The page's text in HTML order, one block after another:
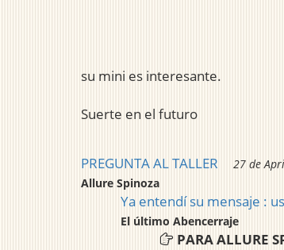
su mini es interesante.
Suerte en el futuro
PREGUNTA AL TALLER
27 de
Allure Spinoza
Ya entendí su mensaje :
El último Abencerraje
PARA ALLURE